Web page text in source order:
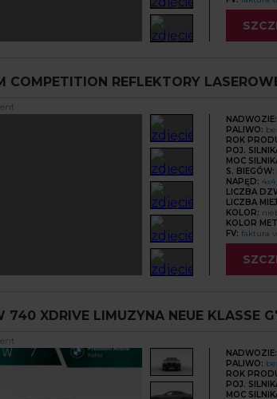
COMPETITION REFLEKTORY
NADWOZIE:
PALIWO:
ROK
POJ.
MOC
S. BIEGÓW:
NAPĘD:
LICZBA
LICZBA
KOLOR:
KOLOR
FV: faktura
XDRIVE LIMUZYNA NEUE KLASSE
NADWOZIE:
PALIWO:
ROK
POJ.
MOC